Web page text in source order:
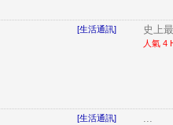
[生活通訊] 史上
人氣 4
[生活通訊] ...